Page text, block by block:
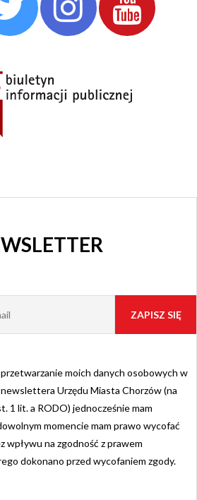
moich danych osobowych w
Urzędu Miasta Chorzów (na
1 lit. a RODO) jednocześnie mam
momencie mam prawo wycofać
wpływu na zgodność z prawem
dokonano przed wycofaniem zgody.